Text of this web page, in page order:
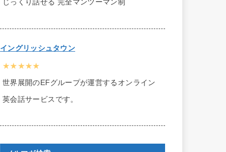
じっくり話せる 完全マンツーマン制
イングリッシュタウン
★★★★★
世界展開のEFグループが運営するオンライン
英会話サービスです。